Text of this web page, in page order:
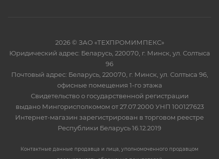
2026 © ЗАО «ТЕХПРОМИМПЕКС»
Юридический адрес: Беларусь, 220070, г. Минск, ул. Солтыса
96
Почтовый адрес: Беларусь, 220070, г. Минск, ул. Солтыса 96,
офисные помещения 1-го этажа
Свидетельство о государственной регистрации
выдано Мингорисполкомом от 27.07.2000 УНП 100127623
Интернет-магазин зарегистрирован в торговом реестре
Республики Беларусь 16.12.2019
Контактные данные продавца и лица, уполномоченного продавцом